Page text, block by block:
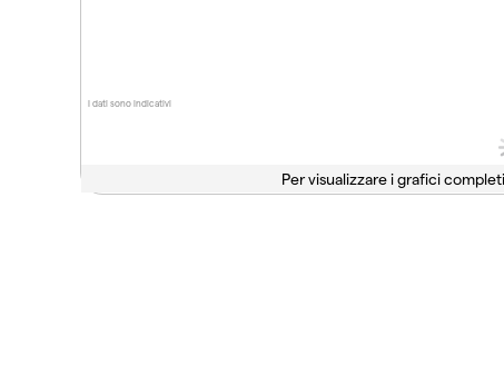
I dati sono indicativi
Per visualizzare i grafici